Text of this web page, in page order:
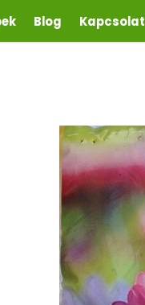
Blog Kapcsolat